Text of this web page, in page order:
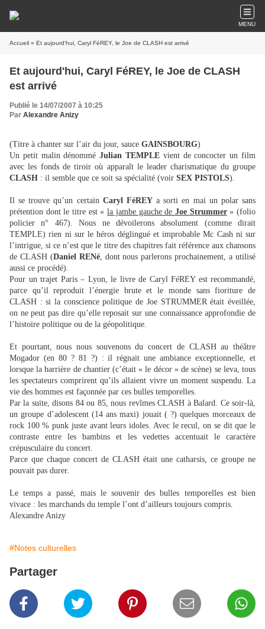
MENU
Accueil » Et aujourd'hui, Caryl FéREY, le Joe de CLASH est arrivé
Et aujourd'hui, Caryl FéREY, le Joe de CLASH
est arrivé
Publié le 14/07/2007 à 10:25
Par Alexandre Anizy
(Titre à chanter sur l’air du jour, sauce GAINSBOURG)
Un petit malin dénomméJulian TEMPLE vient de concocter un film
avec les fonds de tiroir où apparaît le leader charismatique du groupe
CLASH : il semble que ce soit sa spécialité (voir SEX PISTOLS).
Il se trouve qu’un certain Caryl FéREYa sorti en mai un polar sans
prétention dont le titre est «la jambe gauche de Joe Strummer» (folio
policier n° 467). Nous ne dévoilerons absolument (comme dirait
TEMPLE) rien ni sur le héros déglingué et improbable Mc Cash ni sur
l’intrigue, si ce n’est que le titre des chapitres fait référence aux chansons
de CLASH (Daniel RENé, dont nous parlerons prochainement, a utilisé
aussi ce procédé).
Pour un trajet Paris – Lyon, le livre de Caryl FéREY est recommandé,
parce qu’il reproduit l’énergie brute et le monde sans fioriture de
CLASH : si la conscience politique de Joe STRUMMER était éveillée,
on ne peut pas dire qu’elle reposait sur une connaissance approfondie de
l’histoire politique ou de la géopolitique.
Et pourtant, nous nous souvenons du concert de CLASH au théâtre
Mogador (en 80 ? 81 ?) : il régnait une ambiance exceptionnelle, et
lorsque la barrière de chantier (c’était « le décor » de scène) se leva, tous
les spectateurs comprirent qu’ils allaient vivre un moment suspendu. La
vie des hommes est façonnée par ces bulles temporelles.
Par la suite, disons 84 ou 85, nous revîmes CLASH à Balard. Ce soir-là,
un groupe d’adolescent (14 ans maxi) jouait ( ?) quelques morceaux de
rock 100 % punk juste avant leurs idoles. Avec le recul, on se dit que le
contraste entre les bambins et les vedettes accentuait le caractère
crépusculaire du concert.
Parce que chaque concert de CLASH était une catharsis, ce groupe ne
pouvait pas durer.
Le temps a passé, mais le souvenir des bulles temporelles est bien
vivace : les marchands du temple l’ont d’ailleurs toujours compris.
Alexandre Anizy
#Notes culturelles
Partager